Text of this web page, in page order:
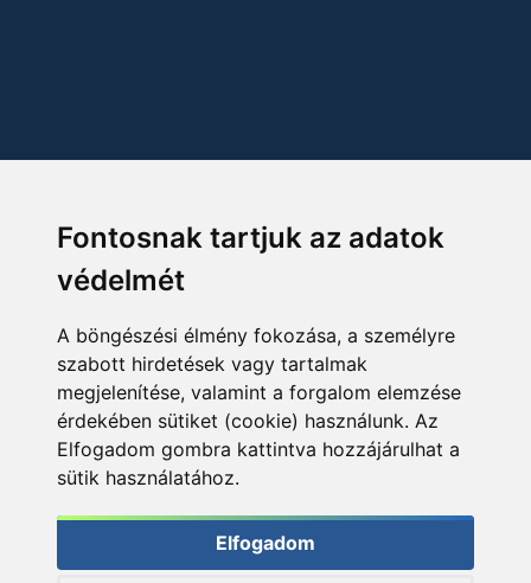
Fontosnak tartjuk az adatok
védelmét
A böngészési élmény fokozása, a személyre
szabott hirdetések vagy tartalmak
megjelenítése, valamint a forgalom elemzése
érdekében sütiket (cookie) használunk. Az
Elfogadom gombra kattintva hozzájárulhat a
sütik használatához.
Elfogadom